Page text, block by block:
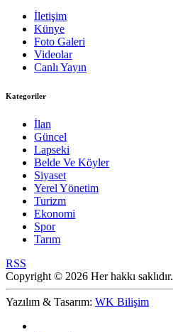
İletişim
Künye
Foto Galeri
Videolar
Canlı Yayın
Kategoriler
İlan
Güncel
Lapseki
Belde Ve Köyler
Siyaset
Yerel Yönetim
Turizm
Ekonomi
Spor
Tarım
RSS
Copyright © 2026 Her hakkı saklıdır.
Yazılım & Tasarım: WK Bilişim